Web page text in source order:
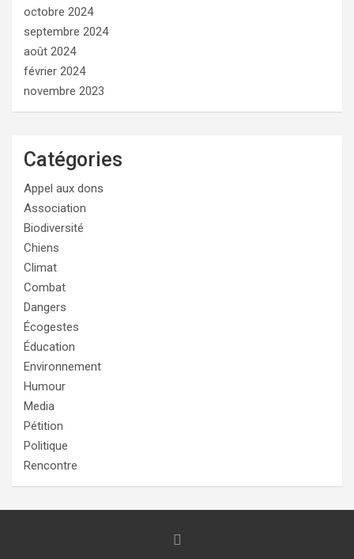
octobre 2024
septembre 2024
août 2024
février 2024
novembre 2023
Catégories
Appel aux dons
Association
Biodiversité
Chiens
Climat
Combat
Dangers
Écogestes
Éducation
Environnement
Humour
Media
Pétition
Politique
Rencontre